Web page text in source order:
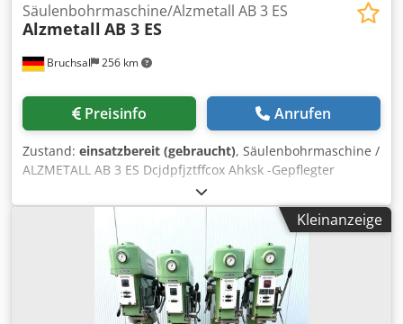
Bruchsal 256 km
Säulenbohrmaschine/Alzmetall AB 3 ES
Alzmetall AB 3 ES
Preisinfo Anrufen
Zustand: einsatzbereit (gebraucht), Säulenbohrmaschine /
ALZMETALL AB 3 ES Dcjdpfjztffcox Ahksk -Gepflegter
Originalzustand -Bohrleistung / Stahl max. 35mm -
Ausladung ca. 280mm -Tischgröße ca. 600x470mm -
Bohrhub ca. 180mm -Kegelaufnahme MK 3 -Stufenlose
Drehzahlregulierung -Drehzahlbereich 65 - 1750 U/min -
Bohrtiefenanschlag -Spindelschutzeinrichtung -Not /Aus -
Fußschalter -Analoge Drehzahlanzeige -Bohrfutter -
Dokumentation Abmaße: LxBxH 1,2x0,8x2 Meter / Gewicht
Kleinanzeige